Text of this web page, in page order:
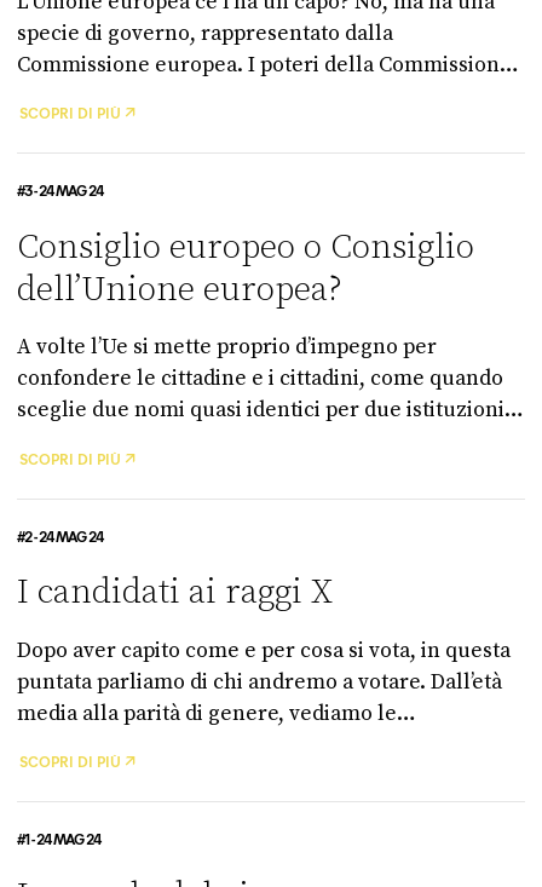
specie di governo, rappresentato dalla
Commissione europea. I poteri della Commissione
nazionale: vediamo come.
SCOPRI DI PIÙ
#3 - 24 MAG 24
Consiglio europeo o Consiglio
dell’Unione europea?
A volte l’Ue si mette proprio d’impegno per
confondere le cittadine e i cittadini, come quando
sceglie due nomi quasi identici per due istituzioni
diversi tra loro. Facciamo chiarezza una volta per
tutte.
SCOPRI DI PIÙ
#2 - 24 MAG 24
I candidati ai raggi X
Dopo aver capito come e per cosa si vota, in questa
puntata parliamo di chi andremo a votare. Dall’età
media alla parità di genere, vediamo le
Parlamento europeo.
SCOPRI DI PIÙ
#1 - 24 MAG 24